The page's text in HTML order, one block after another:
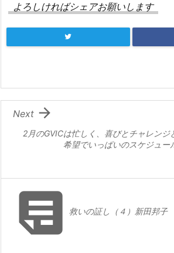
よろしければシェアお願いします
2月のGVICは忙しく、喜びとチャレンジ
希望でいっぱいのスケジュー

Next
救いの証し（４）新田邦子